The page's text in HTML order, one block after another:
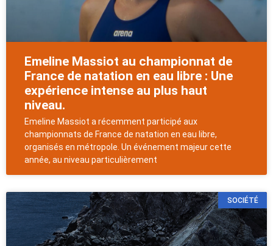
Emeline Massiot au championnat de
France de natation en eau libre : Une
expérience intense au plus haut
niveau.
Emeline Massiot a récemment participé aux
championnats de France de natation en eau libre,
organisés en métropole. Un événement majeur cette
année, au niveau particulièrement
SOCIÉTÉ